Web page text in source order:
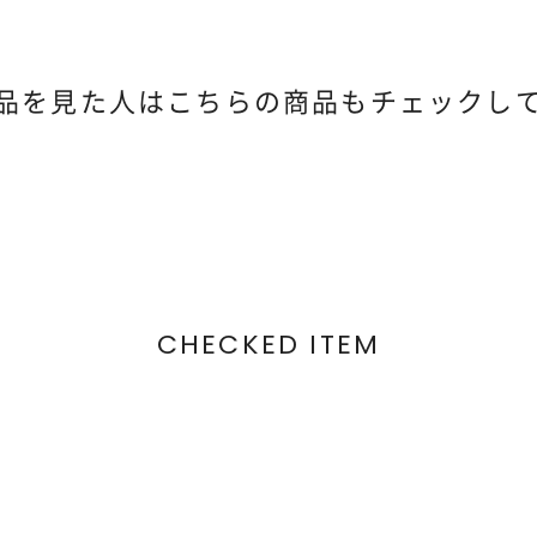
を見た人は こちらの商品もチェックし
CHECKED ITEM